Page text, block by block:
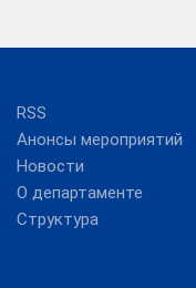
RSS
Анонсы мероприятий
Новости
О департаменте
Структура